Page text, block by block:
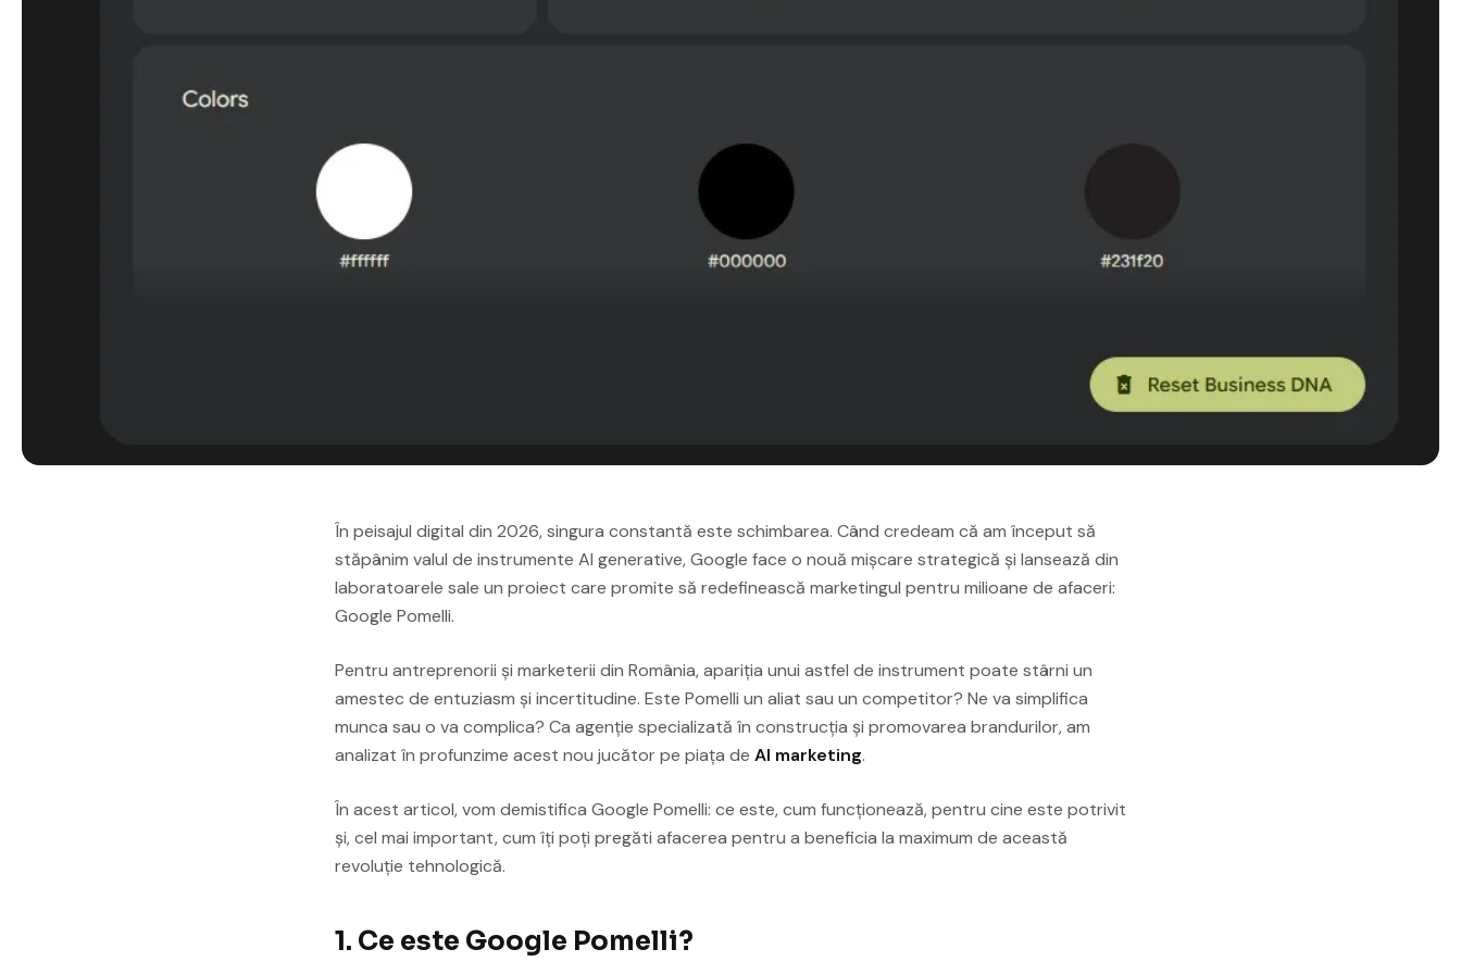
În peisajul digital din 2026, singura constantă este schimbarea. Când credeam că am început să
stăpânim valul de instrumente AI generative, Google face o nouă mișcare strategică și lansează din
laboratoarele sale un proiect care promite să redefinească marketingul pentru milioane de afaceri:
Google Pomelli.
Pentru antreprenorii și marketerii din România, apariția unui astfel de instrument poate stârni un
amestec de entuziasm și incertitudine. Este Pomelli un aliat sau un competitor? Ne va simplifica
munca sau o va complica? Ca agenție specializată în construcția și promovarea brandurilor, am
analizat în profunzime acest nou jucător pe piața de AI marketing.
În acest articol, vom demistifica Google Pomelli: ce este, cum funcționează, pentru cine este potrivit
și, cel mai important, cum îți poți pregăti afacerea pentru a beneficia la maximum de această
revoluție tehnologică.
1. Ce este Google Pomelli?